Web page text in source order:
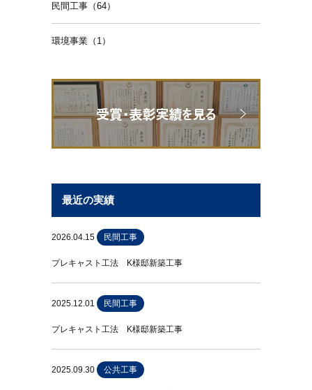
民間工事（64）
環境事業（1）
最近の実績
2026.04.15 民間工事
プレキャスト工法 K様邸新築工事
2025.12.01 民間工事
プレキャスト工法 K様邸新築工事
2025.09.30 公共工事